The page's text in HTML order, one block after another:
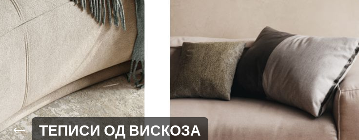
ТЕПИСИ ОД ВИСКОЗА